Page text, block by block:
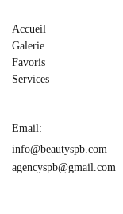
Accueil
Galerie
Favoris
Services
Email:
info@beautyspb.com
agencyspb@gmail.com